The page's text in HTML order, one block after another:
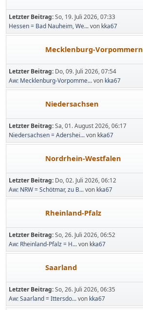
Letzter Beitrag:So, 19. Juli 2026, 07:33
Hessen = Bad Nauheim, We...von kka67
Mecklenburg-Vorpommern
Letzter Beitrag: Do, 09. Juli 2026, 07:54
Aw: Mecklenburg-Vorpomme...von kka67
Niedersachsen
Letzter Beitrag:Sa, 01. August 2026, 06:17
Niedersachsen = Adershei...von kka67
Nordrhein-Westfalen
Letzter Beitrag: Do, 02. Juli 2026, 06:12
Aw: NRW = Schötmar, zu B...von kka67
Rheinland-Pfalz
Letzter Beitrag:So, 26. Juli 2026, 06:52
Aw: Rheinland-Pfalz = H...von kka67
Saarland
Letzter Beitrag:So, 26. Juli 2026, 06:35
Aw: Saarland = Ittersdo...von kka67